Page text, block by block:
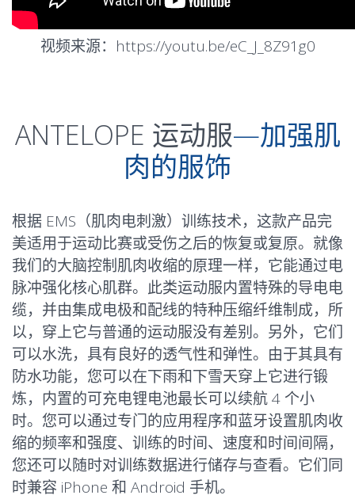
视频来源：https://youtu.be/eC_J_8Z91g0
ANTELOPE 运动服—加强肌
肉的服饰
根据 EMS（肌肉电刺激）训练技术，这款产品完
美适用于运动比赛或受伤之后的恢复或复原。就像
我们的大脑控制肌肉收缩的原理一样，它能通过电
脉冲强化核心肌群。此类运动服内置特殊的导电电
缆，并由集成电极和配线的特种压缩纤维制成，所
以，穿上它与普通的运动服没有差别。另外，它们
可以水洗，具有良好的透气性和弹性。由于其具有
防水功能，您可以在下雨和下雪天穿上它进行锻
炼，内置的可充电锂电池最长可以续航 4 个小
时。您可以通过专门的应用程序和蓝牙设置肌肉收
缩的频率和强度、训练的时间、速度和时间间隔，
您还可以随时对训练数据进行储存与查看。它们同
时兼容 iPhone 和 Android 手机。